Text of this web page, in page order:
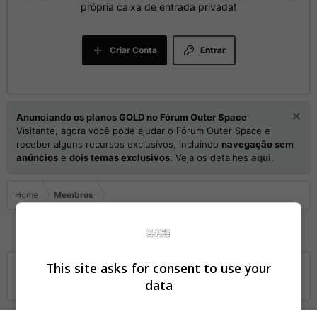
própria caixa de entrada privada!
Entrar
Criar Conta
Anunciando os planos GOLD no Fórum Outer Space
Visitante, agora você pode ajudar o Fórum Outer Space e
receber alguns recursos exclusivos, incluindo navegação sem
anúncios e dois temas exclusivos. Veja os detalhes aqui.
Home Membros
andrexluiz
This site asks for consent to use your
data